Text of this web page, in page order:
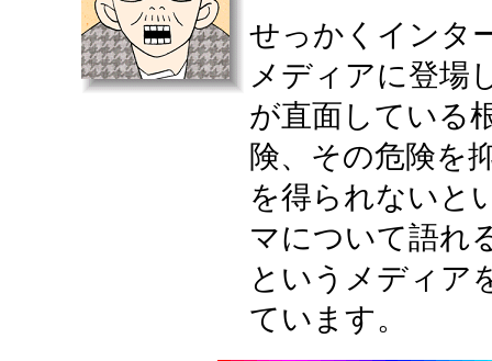
せっかくインタ
メディアに登場
が直面している
険、その危険を
を得られないと
マについて語れ
というメディア
ています。